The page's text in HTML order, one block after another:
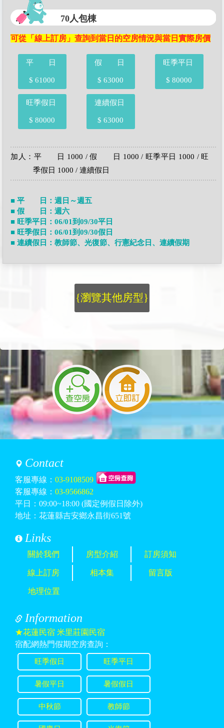
70人包棟
可從「線上訂房」查詢到當日的空房情況與當日實際房價
平 日
$ 61000
假 日
$ 63000
旺季平日
$ 80000
旺季假日
$ 80000
連續假日
$ 63000
加人：平 日 1000 / 假 日 1000 / 旺季平日 1000 / 旺
季假日 1000 / 連續假日
■ 平 日：週日～週五
■ 假 日：週六
■ 旺季平日：06/01到09/30平日
■ 旺季假日：06/01到09/30假日
■ 連續假日：教師節、光復節、行憲紀念日、連續假期
{瀏覽其他房型}
Contact
客服專線： 03-9108509
客服專線： 03-9566862
平日：09:00~18:00 (國定例假日除外)
地址：花蓮縣吉安鄉永昌街651號
Links
關於我們 房型介紹 訂房須知
線上訂房 相本集 留言版
地理位置
Information
★花蓮民宿 米里莊園民宿
宿配網熱門假期空房查詢：
旺季假日 旺季平日
暑假平日 暑假假日
中秋節 教師節